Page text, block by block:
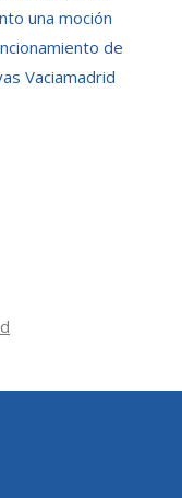
una moción
de
Vaciamadrid